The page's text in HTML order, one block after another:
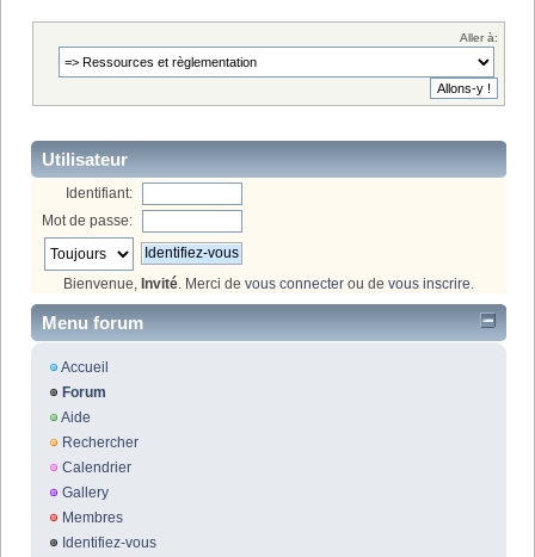
Aller à:
Utilisateur
Identifiant:
Mot de passe:
Bienvenue, Invité. Merci de vous connecter ou de vous inscrire.
Menu forum
Accueil
Forum
Aide
Rechercher
Calendrier
Gallery
Membres
Identifiez-vous